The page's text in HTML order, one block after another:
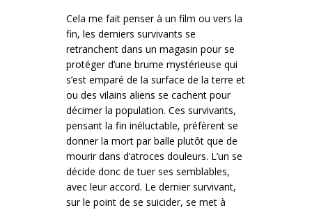
Cela me fait penser à un film ou vers la
fin, les derniers survivants se
retranchent dans un magasin pour se
protéger d’une brume mystérieuse qui
s’est emparé de la surface de la terre et
ou des vilains aliens se cachent pour
décimer la population. Ces survivants,
pensant la fin inéluctable, préfèrent se
donner la mort par balle plutôt que de
mourir dans d’atroces douleurs. L’un se
décide donc de tuer ses semblables,
avec leur accord. Le dernier survivant,
sur le point de se suicider, se met à